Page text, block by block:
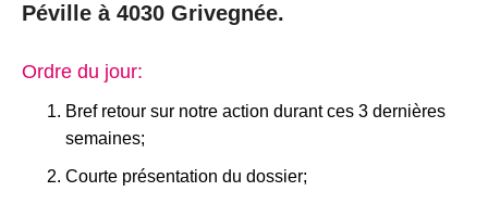
Péville à 4030 Grivegnée.
Ordre du jour:
Bref retour sur notre action durant ces 3 dernières
semaines;
Courte présentation du dossier;